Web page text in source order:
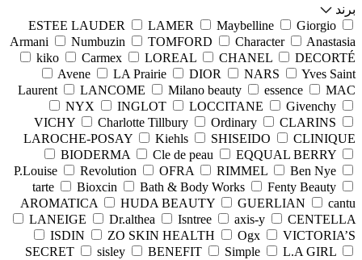
برند
ESTEE LAUDER
LAMER Maybelline
Giorgio
Armani
Numbuzin TOMFORD Character
Anastasia
kiko
Carmex LOREAL CHANEL
DECORTÉ
Avene
LA Prairie DIOR NARS
Yves Saint
Laurent
LANCOME Milano beauty essence
MAC
NYX
INGLOT LOCCITANE
Givenchy
VICHY
Charlotte Tillbury Ordinary
CLARINS
LAROCHE-POSAY
Kiehls SHISEIDO
CLINIQUE
BIODERMA
Cle de peau
EQQUAL BERRY
P.Louise
Revolution OFRA RIMMEL
Ben Nye
tarte
Bioxcin Bath & Body Works
Fenty Beauty
AROMATICA
HUDA BEAUTY GUERLIAN
cantu
LANEIGE
Dr.althea Isntree axis-y
CENTELLA
ISDIN
ZO SKIN HEALTH Ogx
VICTORIA’S
SECRET
sisley BENEFIT Simple
L.A GIRL